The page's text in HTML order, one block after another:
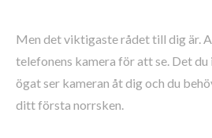
Men det viktigaste rådet till dig är.
telefonens kamera för att se. Det
ögat ser kameran åt dig och du
ditt första norrsken.